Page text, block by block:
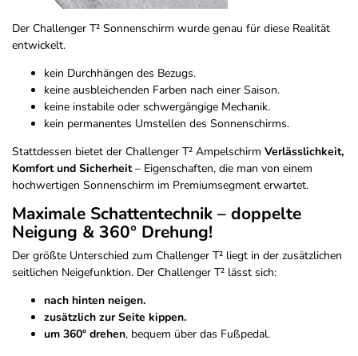
Der Challenger T² Sonnenschirm wurde genau für diese Realität
entwickelt.
kein Durchhängen des Bezugs.
keine ausbleichenden Farben nach einer Saison.
keine instabile oder schwergängige Mechanik.
kein permanentes Umstellen des Sonnenschirms.
Stattdessen bietet der Challenger T² Ampelschirm Verlässlichkeit,
Komfort und Sicherheit– Eigenschaften, die man von einem
hochwertigen Sonnenschirm im Premiumsegment erwartet.
Maximale Schattentechnik – doppelte
Neigung & 360° Drehung!
Der größte Unterschied zum Challenger T² liegt in der zusätzlichen
seitlichen Neigefunktion. Der Challenger T² lässt sich:
nach hinten neigen.
zusätzlich zur Seite kippen.
um 360° drehen, bequem über das Fußpedal.